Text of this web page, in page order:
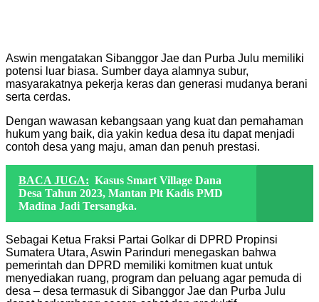
Aswin mengatakan Sibanggor Jae dan Purba Julu memiliki
potensi luar biasa. Sumber daya alamnya subur,
masyarakatnya pekerja keras dan generasi mudanya berani
serta cerdas.
Dengan wawasan kebangsaan yang kuat dan pemahaman
hukum yang baik, dia yakin kedua desa itu dapat menjadi
contoh desa yang maju, aman dan penuh prestasi.
BACA JUGA: Kasus Smart Village Dana
Desa Tahun 2023, Mantan Plt Kadis PMD
Madina Jadi Tersangka.
Sebagai Ketua Fraksi Partai Golkar di DPRD Propinsi
Sumatera Utara, Aswin Parinduri menegaskan bahwa
pemerintah dan DPRD memiliki komitmen kuat untuk
menyediakan ruang, program dan peluang agar pemuda di
desa – desa termasuk di Sibanggor Jae dan Purba Julu